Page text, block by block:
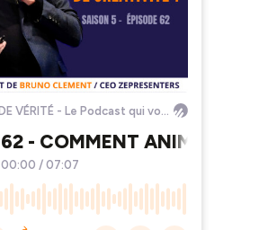
MOMENT DE VÉRITÉ - Le Podcast qui vous aide à mieux présenter vos idées !
62 - COMMENT ANIMER UNE
00:00 / 07:07